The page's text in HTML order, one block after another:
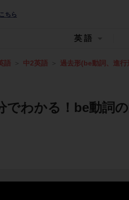
ちら
英語
語 中2英語 過去形(be動詞、進行
でわかる！be動詞